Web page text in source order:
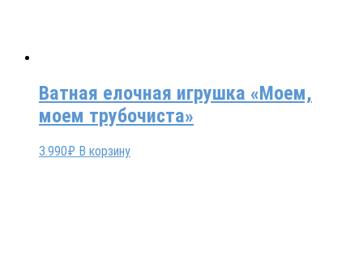
Ватная елочная игрушка «Моем,
моем трубочиста»
3.990₽ В корзину